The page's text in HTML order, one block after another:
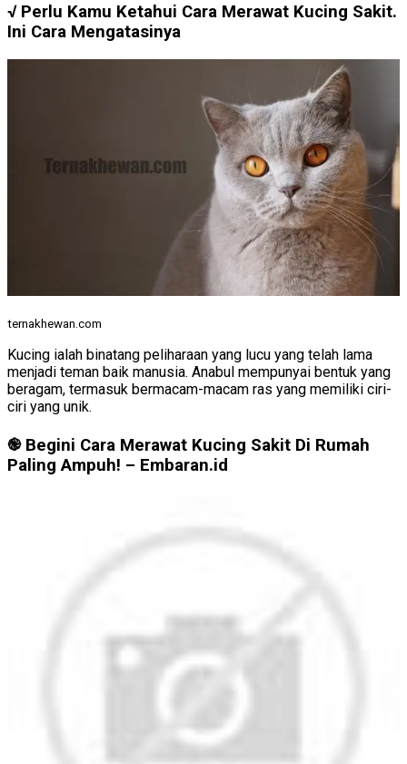
√ Perlu Kamu Ketahui Cara Merawat Kucing Sakit.
Ini Cara Mengatasinya
ternakhewan.com
Kucing ialah binatang peliharaan yang lucu yang telah lama
menjadi teman baik manusia. Anabul mempunyai bentuk yang
beragam, termasuk bermacam-macam ras yang memiliki ciri-
ciri yang unik.
֎ Begini Cara Merawat Kucing Sakit Di Rumah
Paling Ampuh! – Embaran.id